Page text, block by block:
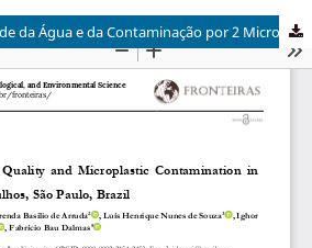
Avaliação da Qualidade da Água e da Contaminação por 2 Microplásticos em Lagos Urbanos de Guarulhos, SP, Brasil